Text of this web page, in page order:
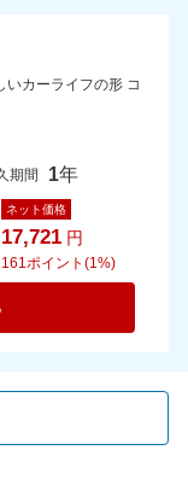
カーライフの形 コ
期間 1年
ネット価格
17,721 円
161ポイント(1%)